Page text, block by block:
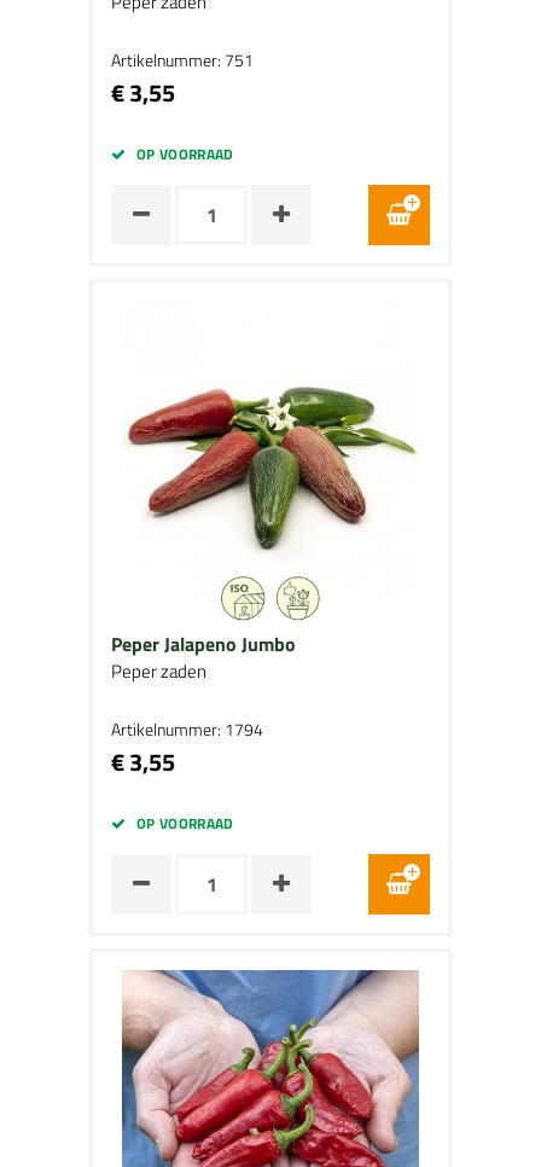
Artikelnummer: 751
€ 3,55
OP VOORRAAD
Peper Jalapeno Jumbo
Peper zaden
Artikelnummer: 1794
€ 3,55
OP VOORRAAD